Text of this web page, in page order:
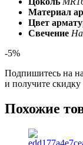
Материал
Цвет
Свечение
-5%
Подпишитесь на
и получите скидку
Похожие